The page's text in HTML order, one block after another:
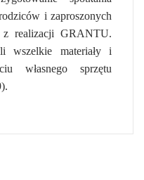
i zaproszonych
z realizacji GRANTU.
wszelkie materiały i
własnego sprzętu